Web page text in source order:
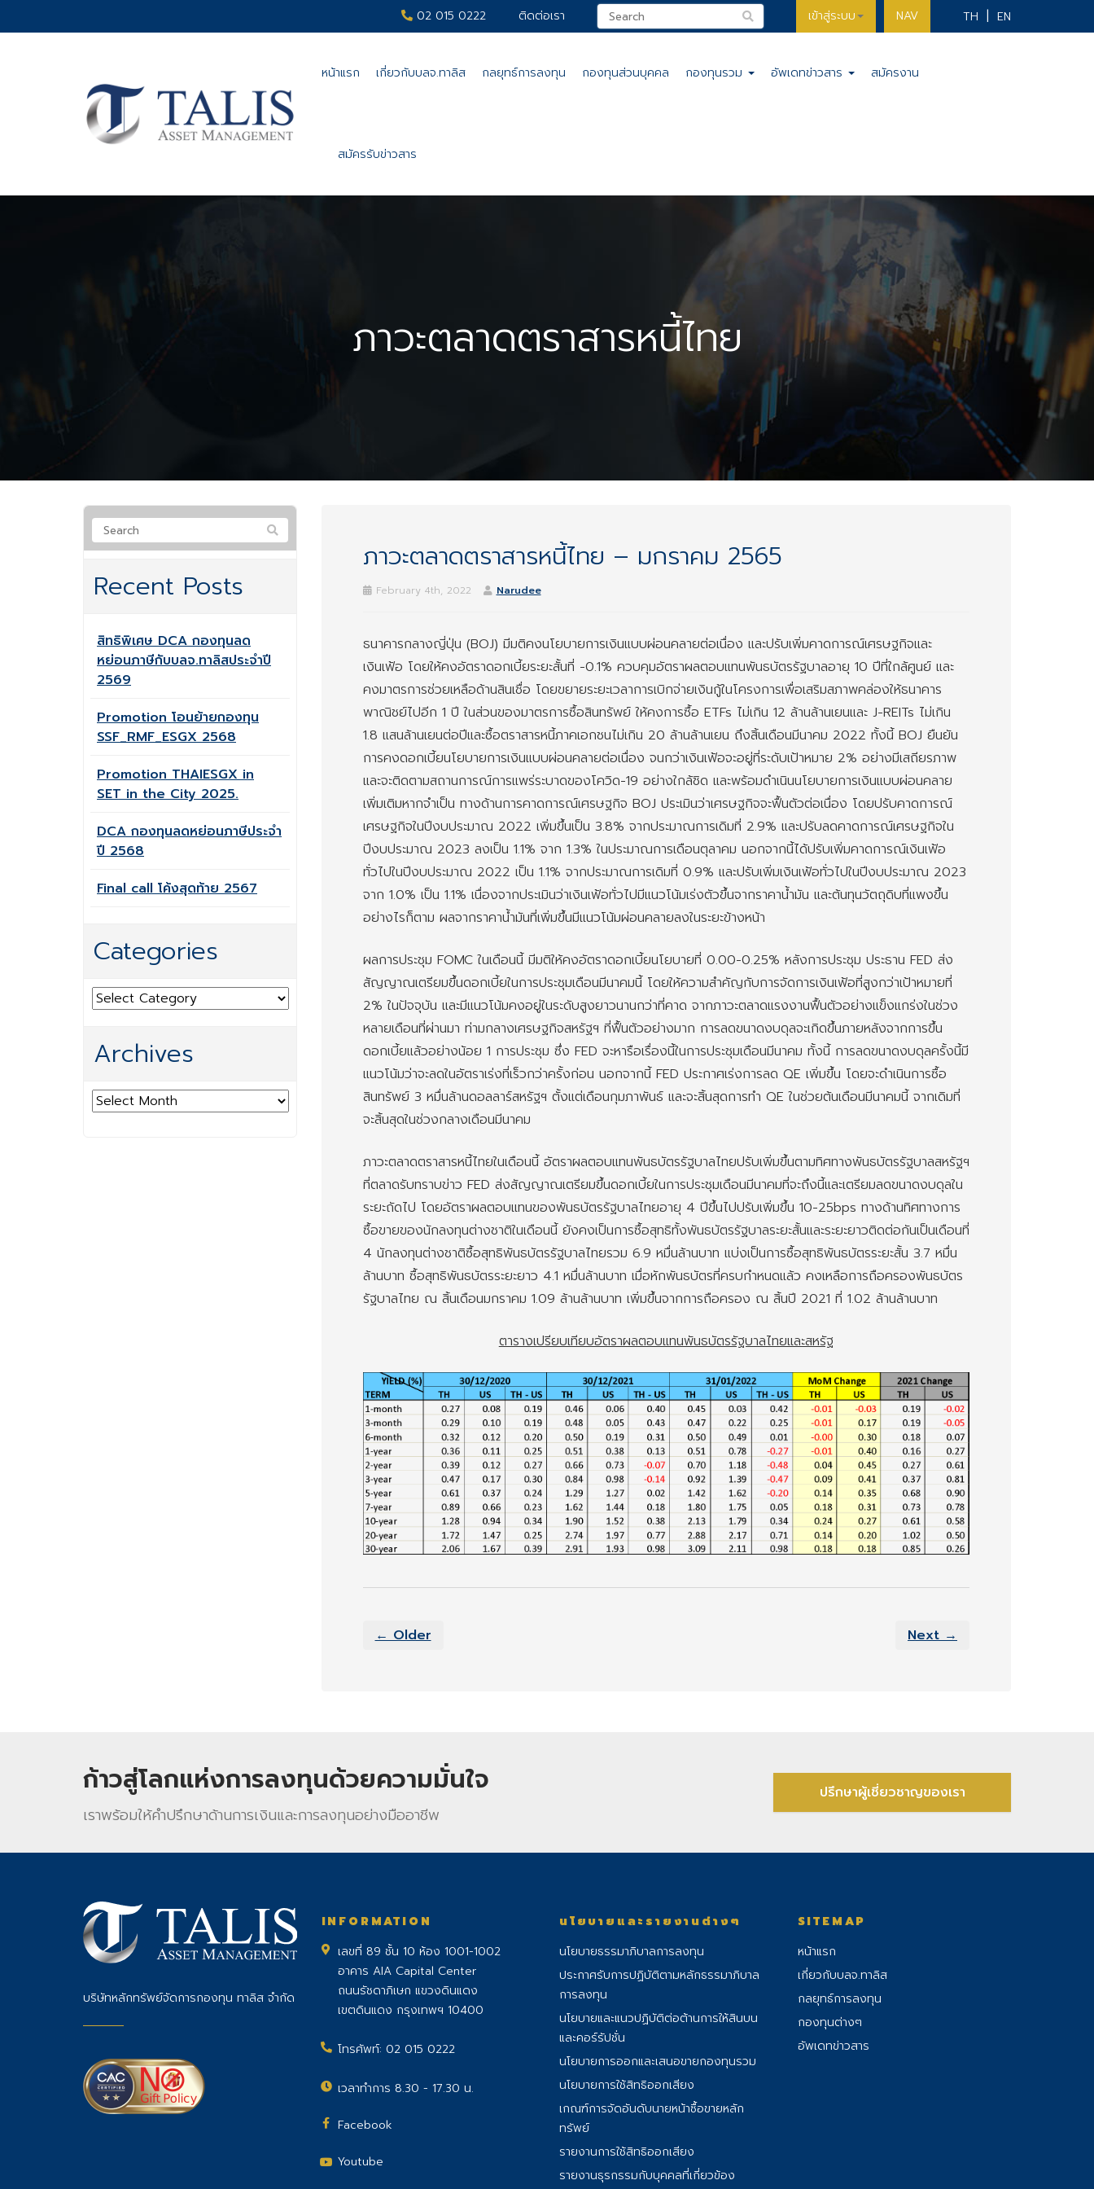
02 015 0222 ติดต่อเรา เข้าสู่ระบบ NAV TH EN
หน้าแรก เกี่ยวกับบลจ.ทาลิส กลยุทธ์การลงทุน กองทุนส่วนบุคคล กองทุนรวม อัพเดทข่าวสาร สมัครงาน
สมัครรับข่าวสาร
ภาวะตลาดตราสารหนี้ไทย
ภาวะตลาดตราสารหนี้ไทย – มกราคม 2565
February 4th, 2022 Narudee
ธนาคารกลางญี่ปุ่น (BOJ) มีมติคงนโยบายการเงินแบบผ่อนคลายต่อเนื่อง และปรับเพิ่มคาดการณ์เศรษฐกิจและ
เงินเฟ้อ โดยให้คงอัตราดอกเบี้ยระยะสั้นที่ -0.1% ควบคุมอัตราผลตอบแทนพันธบัตรรัฐบาลอายุ 10 ปีที่ใกล้ศูนย์ และ
คงมาตรการช่วยเหลือด้านสินเชื่อ โดยขยายระยะเวลาการเบิกจ่ายเงินกู้ในโครงการเพื่อเสริมสภาพคล่องให้ธนาคาร
พาณิชย์ไปอีก 1 ปี ในส่วนของมาตรการซื้อสินทรัพย์ ให้คงการซื้อ ETFs ไม่เกิน 12 ล้านล้านเยนและ J-REITs ไม่เกิน
1.8 แสนล้านเยนต่อปีและซื้อตราสารหนี้ภาคเอกชนไม่เกิน 20 ล้านล้านเยน ถึงสิ้นเดือนมีนาคม 2022 ทั้งนี้ BOJ ยืนยัน
การคงดอกเบี้ยนโยบายการเงินแบบผ่อนคลายต่อเนื่อง จนกว่าเงินเฟ้อจะอยู่ที่ระดับเป้าหมาย 2% อย่างมีเสถียรภาพ
และจะติดตามสถานการณ์การแพร่ระบาดของโควิด-19 อย่างใกล้ชิด และพร้อมดำเนินนโยบายการเงินแบบผ่อนคลาย
เพิ่มเติมหากจำเป็น ทางด้านการคาดการณ์เศรษฐกิจ BOJ ประเมินว่าเศรษฐกิจจะฟื้นตัวต่อเนื่อง โดยปรับคาดการณ์
เศรษฐกิจในปีงบประมาณ 2022 เพิ่มขึ้นเป็น 3.8% จากประมาณการเดิมที่ 2.9% และปรับลดคาดการณ์เศรษฐกิจใน
ปีงบประมาณ 2023 ลงเป็น 1.1% จาก 1.3% ในประมาณการเดือนตุลาคม นอกจากนี้ได้ปรับเพิ่มคาดการณ์เงินเฟ้อ
ทั่วไปในปีงบประมาณ 2022 เป็น 1.1% จากประมาณการเดิมที่ 0.9% และปรับเพิ่มเงินเฟ้อทั่วไปในปีงบประมาณ 2023
จาก 1.0% เป็น 1.1% เนื่องจากประเมินว่าเงินเฟ้อทั่วไปมีแนวโน้มเร่งตัวขึ้นจากราคาน้ำมัน และต้นทุนวัตถุดิบที่แพงขึ้น
อย่างไรก็ตาม ผลจากราคาน้ำมันที่เพิ่มขึ้นมีแนวโน้มผ่อนคลายลงในระยะข้างหน้า
ผลการประชุม FOMC ในเดือนนี้ มีมติให้คงอัตราดอกเบี้ยนโยบายที่ 0.00-0.25% หลังการประชุม ประธาน FED ส่ง
สัญญาณเตรียมขึ้นดอกเบี้ยในการประชุมเดือนมีนาคมนี้ โดยให้ความสำคัญกับการจัดการเงินเฟ้อที่สูงกว่าเป้าหมายที่
2% ในปัจจุบัน และมีแนวโน้มคงอยู่ในระดับสูงยาวนานกว่าที่คาด จากภาวะตลาดแรงงานฟื้นตัวอย่างแข็งแกร่งในช่วง
หลายเดือนที่ผ่านมา ท่ามกลางเศรษฐกิจสหรัฐฯ ที่ฟื้นตัวอย่างมาก การลดขนาดงบดุลจะเกิดขึ้นภายหลังจากการขึ้น
ดอกเบี้ยแล้วอย่างน้อย 1 การประชุม ซึ่ง FED จะหารือเรื่องนี้ในการประชุมเดือนมีนาคม ทั้งนี้ การลดขนาดงบดุลครั้งนี้มี
แนวโน้มว่าจะลดในอัตราเร่งที่เร็วกว่าครั้งก่อน นอกจากนี้ FED ประกาศเร่งการลด QE เพิ่มขึ้น โดยจะดำเนินการซื้อ
สินทรัพย์ 3 หมื่นล้านดอลลาร์สหรัฐฯ ตั้งแต่เดือนกุมภาพันธ์ และจะสิ้นสุดการทำ QE ในช่วยต้นเดือนมีนาคมนี้ จากเดิมที่
จะสิ้นสุดในช่วงกลางเดือนมีนาคม
ภาวะตลาดตราสารหนี้ไทยในเดือนนี้ อัตราผลตอบแทนพันธบัตรรัฐบาลไทยปรับเพิ่มขึ้นตามทิศทางพันธบัตรรัฐบาลสหรัฐฯ
ที่ตลาดรับทราบข่าว FED ส่งสัญญาณเตรียมขึ้นดอกเบี้ยในการประชุมเดือนมีนาคมที่จะถึงนี้และเตรียมลดขนาดงบดุลใน
ระยะถัดไป โดยอัตราผลตอบแทนของพันธบัตรรัฐบาลไทยอายุ 4 ปีขึ้นไปปรับเพิ่มขึ้น 10-25bps ทางด้านทิศทางการ
ซื้อขายของนักลงทุนต่างชาติในเดือนนี้ ยังคงเป็นการซื้อสุทธิทั้งพันธบัตรรัฐบาลระยะสั้นและระยะยาวติดต่อกันเป็นเดือนที่
4 นักลงทุนต่างชาติซื้อสุทธิพันธบัตรรัฐบาลไทยรวม 6.9 หมื่นล้านบาท แบ่งเป็นการซื้อสุทธิพันธบัตรระยะสั้น 3.7 หมื่น
ล้านบาท ซื้อสุทธิพันธบัตรระยะยาว 4.1 หมื่นล้านบาท เมื่อหักพันธบัตรที่ครบกำหนดแล้ว คงเหลือการถือครองพันธบัตร
รัฐบาลไทย ณ สิ้นเดือนมกราคม 1.09 ล้านล้านบาท เพิ่มขึ้นจากการถือครอง ณ สิ้นปี 2021 ที่ 1.02 ล้านล้านบาท
ตารางเปรียบเทียบอัตราผลตอบแทนพันธบัตรรัฐบาลไทยและสหรัฐ
← Older Next →
Recent Posts
สิทธิพิเศษ DCA กองทุนลด
หย่อนภาษีกับบลจ.ทาลิสประจำปี
2569
Promotion โอนย้ายกองทุน
SSF_RMF_ESGX 2568
Promotion THAIESGX in
SET in the City 2025.
DCA กองทุนลดหย่อนภาษีประจำ
ปี 2568
Final call โค้งสุดท้าย 2567
Categories
Categories
Archives
Archives
ก้าวสู่โลกแห่งการลงทุนด้วยความมั่นใจ
เราพร้อมให้คําปรึกษาด้านการเงินและการลงทุนอย่างมืออาชีพ
ปรึกษาผู้เชี่ยวชาญของเรา
บริษัทหลักทรัพย์จัดการกองทุน ทาลิส จำกัด
INFORMATION
เลขที่ 89 ชั้น 10 ห้อง 1001-1002
อาคาร AIA Capital Center
ถนนรัชดาภิเษก แขวงดินแดง
เขตดินแดง กรุงเทพฯ 10400
โทรศัพท์: 02 015 0222
เวลาทำการ 8.30 - 17.30 น.
Facebook
Youtube
นโยบายและรายงานต่างๆ
นโยบายธรรมาภิบาลการลงทุน
ประกาศรับการปฏิบัติตามหลักธรรมาภิบาล
การลงทุน
นโยบายและแนวปฏิบัติต่อต้านการให้สินบน
และคอร์รัปชั่น
นโยบายการออกและเสนอขายกองทุนรวม
นโยบายการใช้สิทธิออกเสียง
เกณฑ์การจัดอันดับนายหน้าซื้อขายหลัก
ทรัพย์
รายงานการใช้สิทธิออกเสียง
รายงานธุรกรรมกับบุคคลที่เกี่ยวข้อง
SITEMAP
หน้าแรก
เกี่ยวกับบลจ.ทาลิส
กลยุทธ์การลงทุน
กองทุนต่างๆ
อัพเดทข่าวสาร